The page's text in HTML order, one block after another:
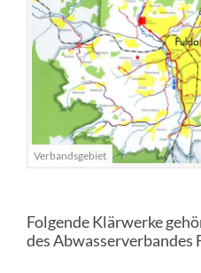
Verbandsgebiet
Folgende Klärwerke
des Abwasserverbandes
für
MEHR